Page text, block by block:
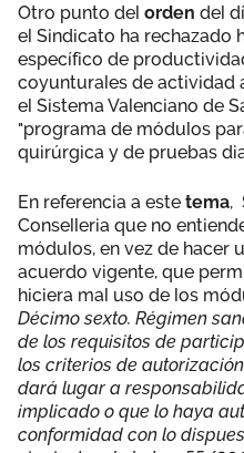
Otro punto del orden del
el Sindicato ha rechazado
específico de
coyunturales de actividad
el Sistema Valenciano de
"programa de módulos
quirúrgica y de pruebas
En referencia a este tema,
Conselleria que no
módulos, en vez de hacer
acuerdo vigente, que
hiciera mal uso de los
Décimo sexto. Régimen
de los requisitos de
los criterios de
dará lugar a
implicado o que lo haya
conformidad con lo